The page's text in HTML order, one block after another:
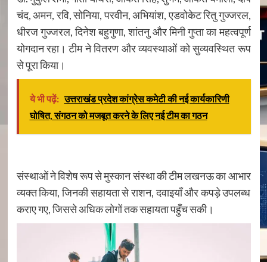
चंद, अमन, रवि, सोनिया, परवीन, अभियांश, एडवोकेट रितु गुज्जरल,
धीरज गुज्जरल, दिनेश बहुगुणा, शांतनु और मिनी गुप्ता का महत्वपूर्ण
योगदान रहा। टीम ने वितरण और व्यवस्थाओं को सुव्यवस्थित रूप
से पूरा किया।
ये भी पढ़ें: उत्तराखंड प्रदेश कांग्रेस कमेटी की नई कार्यकारिणी
घोषित, संगठन को मजबूत करने के लिए नई टीम का गठन
संस्थाओं ने विशेष रूप से मुस्कान संस्था की टीम लखनऊ का आभार
व्यक्त किया, जिनकी सहायता से राशन, दवाइयाँ और कपड़े उपलब्ध
कराए गए, जिससे अधिक लोगों तक सहायता पहुँच सकी।